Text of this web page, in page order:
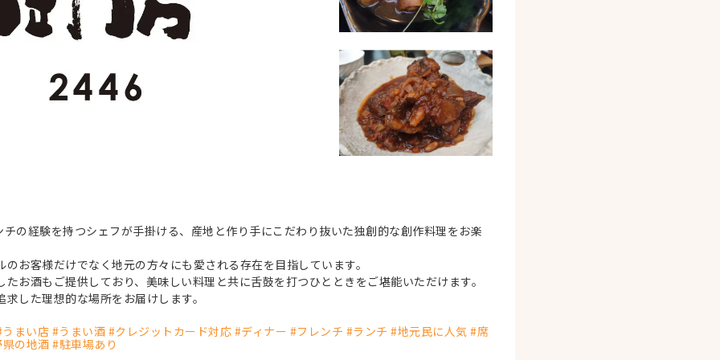
チの経験を持つシェフが手掛ける、産地と作り手にこだわり抜いた独創的な創作料理をお楽
お客様だけでなく地元の方々にも愛される存在を目指しています。
お酒もご提供しており、美味しい料理と共に舌鼓を打つひとときをご堪能いただけます。
した理想的な場所をお届けします。
まい店 #うまい酒 #クレジットカード対応 #ディナー #フレンチ #ランチ #地元民に人気 #席
の地酒 #駐車場あり